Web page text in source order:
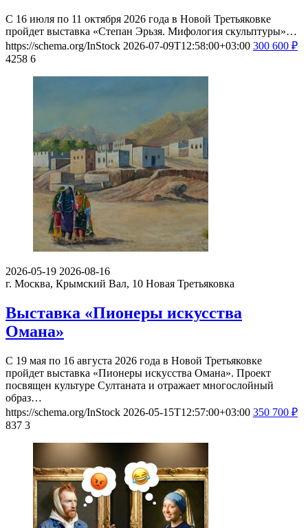
С 16 июля по 11 октября 2026 года в Новой Третьяковке
пройдет выставка «Степан Эрьзя. Мифология скульптуры»…
https://schema.org/InStock 2026-07-09T12:58:00+03:00 300 600 ₽
4258 6
2026-05-19 2026-08-16
г. Москва, Крымский Вал, 10 Новая Третьяковка
Выставка «Пионеры искусства
Омана»
С 19 мая по 16 августа 2026 года в Новой Третьяковке
пройдет выставка «Пионеры искусства Омана». Проект
посвящен культуре Султаната и отражает многослойный
образ…
https://schema.org/InStock 2026-05-15T12:57:00+03:00 350 700 ₽
837 3